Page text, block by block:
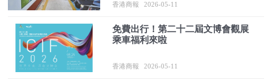
香港商報 2026-05-11
免費出行！第二十二屆文博會觀展
乘車福利來啦
香港商報 2026-05-11